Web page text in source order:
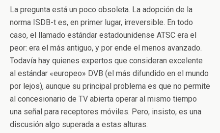
La pregunta está un poco obsoleta. La adopción de la
norma ISDB-t es, en primer lugar, irreversible. En todo
caso, el llamado estándar estadounidense ATSC era el
peor: era el más antiguo, y por ende el menos avanzado.
Todavía hay quienes expertos que consideran excelente
al estándar «europeo» DVB (el más difundido en el mundo
por lejos), aunque su principal problema es que no permite
al concesionario de TV abierta operar al mismo tiempo
una señal para receptores móviles. Pero, insisto, es una
discusión algo superada a estas alturas.